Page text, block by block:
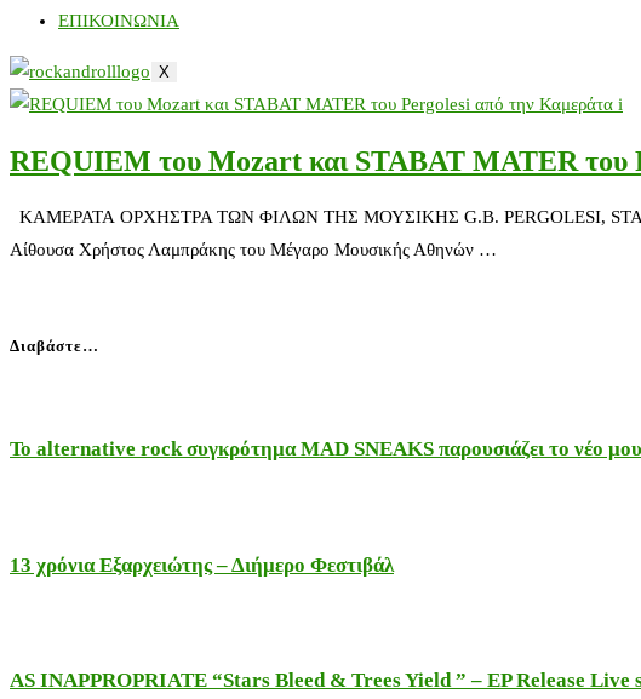
ΕΠΙΚΟΙΝΩΝΙΑ
X
REQUIEM του Mozart και SΤΑΒΑΤ MATER του
ΚΑΜΕΡΑΤΑ ΟΡΧΗΣΤΡΑ ΤΩΝ ΦΙΛΩΝ ΤΗΣ ΜΟΥΣΙΚΗΣ G.B.
Αίθουσα Χρήστος Λαμπράκης του Μέγαρο Μουσικής Αθηνών …
Διαβάστε…
Το alternative rock συγκρότημα MAD SNEAKS παρουσιάζει το νέο
13 χρόνια Εξαρχειώτης – Διήμερο Φεστιβάλ
AS INAPPROPRIATE “Stars Bleed & Trees Yield ” – EP Release